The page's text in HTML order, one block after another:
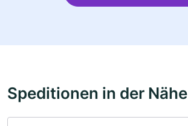
Speditionen in der Nähe